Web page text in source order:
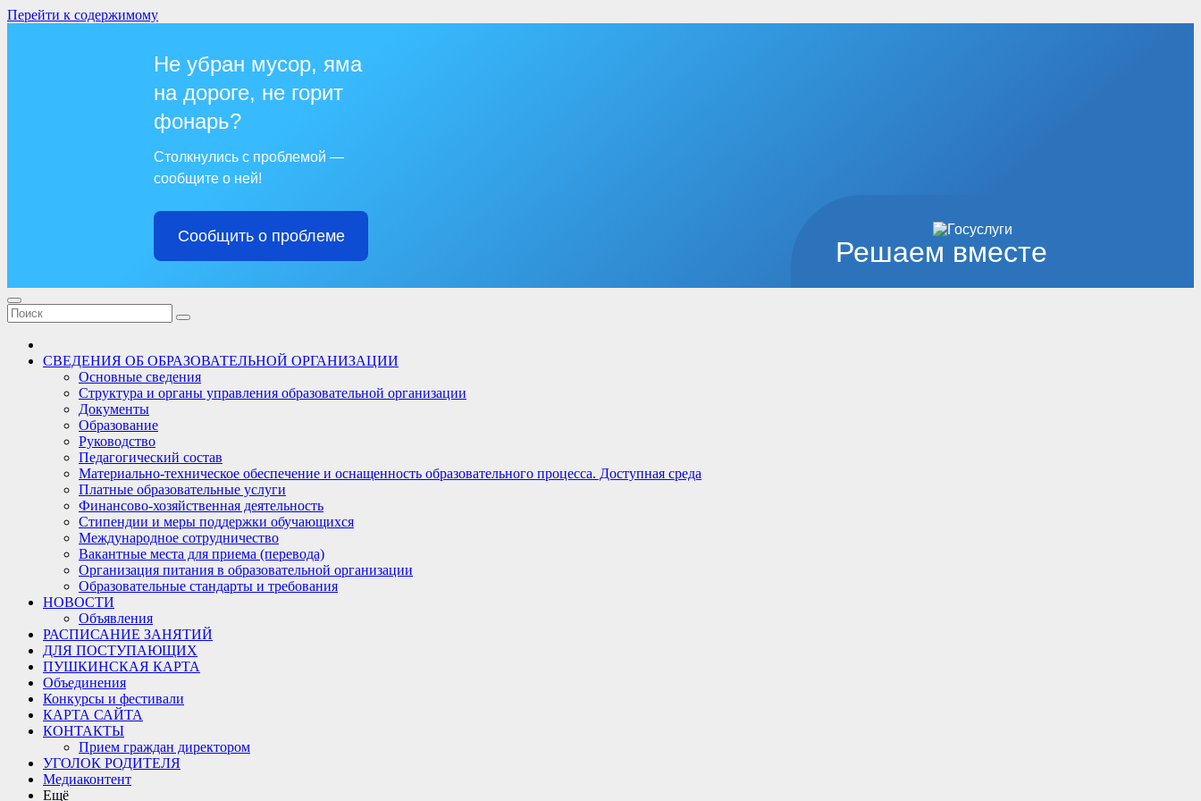
Перейти к содержимому
Решаем вместе
Не убран мусор, яма
на дороге, не горит
фонарь?
Столкнулись с проблемой —
сообщите о ней!
Сообщить о проблеме
СВЕДЕНИЯ ОБ ОБРАЗОВАТЕЛЬНОЙ ОРГАНИЗАЦИИ
Основные сведения
Структура и органы управления образовательной организации
Документы
Образование
Руководство
Педагогический состав
Материально-техническое обеспечение и оснащенность образовательного процесса. Доступная среда
Платные образовательные услуги
Финансово-хозяйственная деятельность
Стипендии и меры поддержки обучающихся
Международное сотрудничество
Вакантные места для приема (перевода)
Организация питания в образовательной организации
Образовательные стандарты и требования
НОВОСТИ
Объявления
РАСПИСАНИЕ ЗАНЯТИЙ
ДЛЯ ПОСТУПАЮЩИХ
ПУШКИНСКАЯ КАРТА
Объединения
Конкурсы и фестивали
КАРТА САЙТА
КОНТАКТЫ
Прием граждан директором
УГОЛОК РОДИТЕЛЯ
Медиаконтент
Ещё